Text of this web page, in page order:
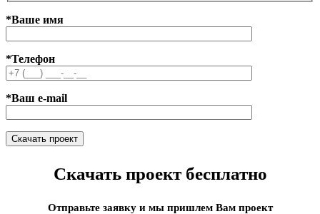
*Ваше имя
*Телефон
*Ваш e-mail
Скачать проект бесплатно
Отправьте заявку и мы пришлем Вам проект